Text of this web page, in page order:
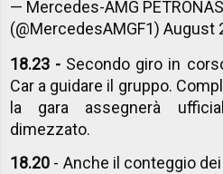
— Mercedes-AMG
(@MercedesAMGF1)August
18.23 - Secondo giro in
Car a guidare il gruppo.
la gara assegnerà
dimezzato.
18.20 - Anche il conteggio